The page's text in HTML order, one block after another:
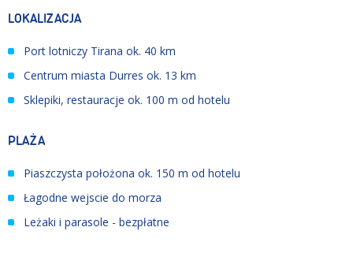
LOKALIZACJA
Port lotniczy Tirana ok. 40 km
Centrum miasta Durres ok. 13 km
Sklepiki, restauracje ok. 100 m od hotelu
PLAŻA
Piaszczysta położona ok. 150 m od hotelu
Łagodne wejscie do morza
Leżaki i parasole - bezpłatne